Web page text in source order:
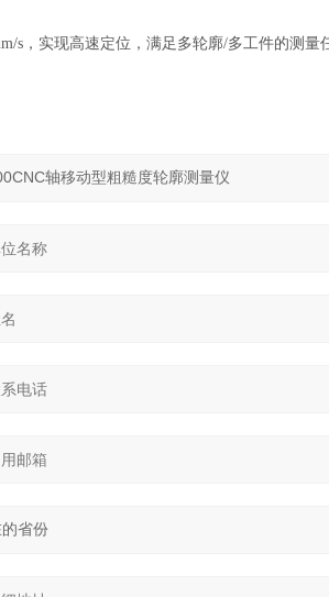
s，实现高速定位，满足多轮廓/多工件的测